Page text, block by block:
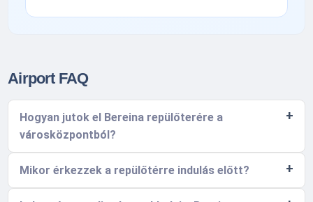
Airport FAQ
Hogyan jutok el Bereina repülőterére a
városközpontból?
Mikor érkezzek a repülőtérre indulás előtt?